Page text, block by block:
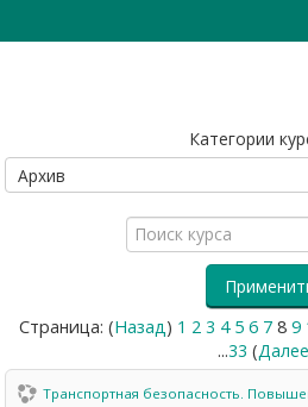
Категории
Поиск
курса
Страница: (Назад) 1 2 3 4 5 6 7 8 9
...33 (Далее
Транспортная безопасность.